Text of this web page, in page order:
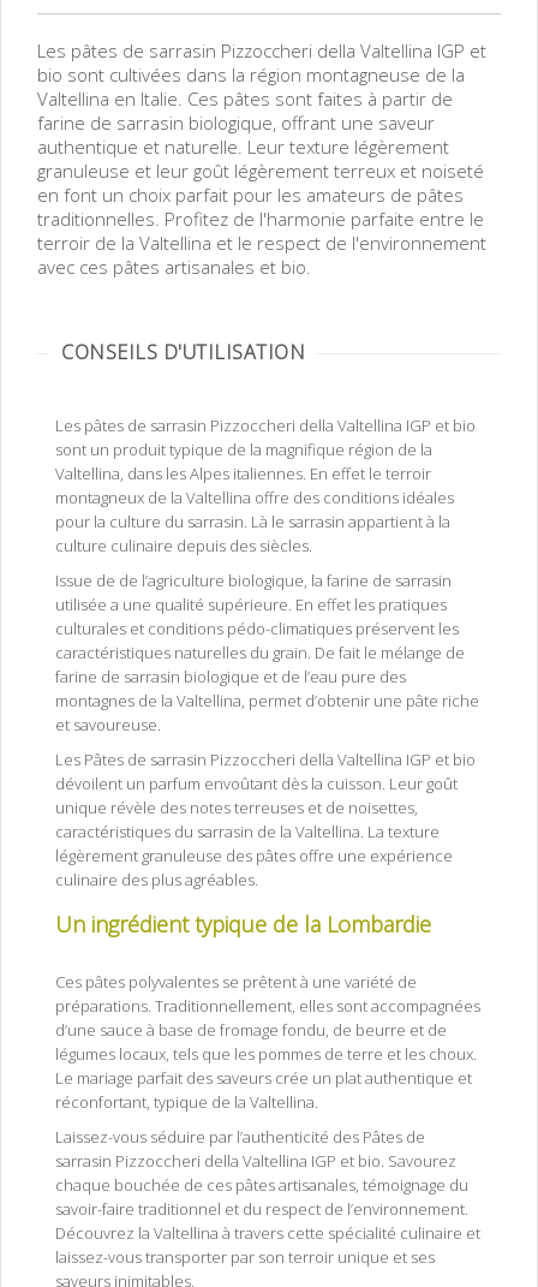
Les pâtes de sarrasin Pizzoccheri della Valtellina IGP et
bio sont cultivées dans la région montagneuse de la
Valtellina en Italie. Ces pâtes sont faites à partir de
farine de sarrasin biologique, offrant une saveur
authentique et naturelle. Leur texture légèrement
granuleuse et leur goût légèrement terreux et noiseté
en font un choix parfait pour les amateurs de pâtes
traditionnelles. Profitez de l'harmonie parfaite entre le
terroir de la Valtellina et le respect de l'environnement
avec ces pâtes artisanales et bio.
CONSEILS D'UTILISATION
Les pâtes de sarrasin Pizzoccheri della Valtellina IGP et bio
sont un produit typique de la magnifique région de la
Valtellina, dans les Alpes italiennes. En effet le terroir
montagneux de la Valtellina offre des conditions idéales
pour la culture du sarrasin. Là le sarrasin appartient à la
culture culinaire depuis des siècles.
Issue de de l’agriculture biologique, la farine de sarrasin
utilisée a une qualité supérieure. En effet les pratiques
culturales et conditions pédo-climatiques préservent les
caractéristiques naturelles du grain. De fait le mélange de
farine de sarrasin biologique et de l’eau pure des
montagnes de la Valtellina, permet d’obtenir une pâte riche
et savoureuse.
Les Pâtes de sarrasin Pizzoccheri della Valtellina IGP et bio
dévoilent un parfum envoûtant dès la cuisson. Leur goût
unique révèle des notes terreuses et de noisettes,
caractéristiques du sarrasin de la Valtellina. La texture
légèrement granuleuse des pâtes offre une expérience
culinaire des plus agréables.
Un ingrédient typique de la Lombardie
Ces pâtes polyvalentes se prêtent à une variété de
préparations. Traditionnellement, elles sont accompagnées
d’une sauce à base de fromage fondu, de beurre et de
légumes locaux, tels que les pommes de terre et les choux.
Le mariage parfait des saveurs crée un plat authentique et
réconfortant, typique de la Valtellina.
Laissez-vous séduire par l’authenticité des Pâtes de
sarrasin Pizzoccheri della Valtellina IGP et bio. Savourez
chaque bouchée de ces pâtes artisanales, témoignage du
savoir-faire traditionnel et du respect de l’environnement.
Découvrez la Valtellina à travers cette spécialité culinaire et
laissez-vous transporter par son terroir unique et ses
saveurs inimitables.